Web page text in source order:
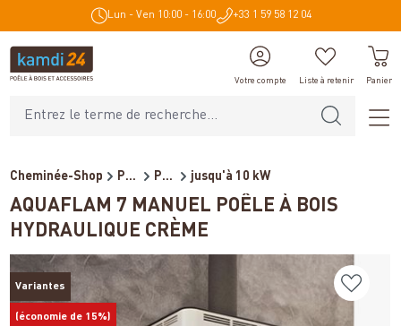
principal Lun - Ven 10:00 - 16:00 +33 1 59 58 12 04
Votre compte Liste à retenir Panier
Cheminée-Shop Poêles et cheminées Poêles à bois bouilleur jusqu'à 10 kW
AQUAFLAM 7 MANUEL POÊLE À BOIS
HYDRAULIQUE CRÈME
Variantes
(économie de 15%)